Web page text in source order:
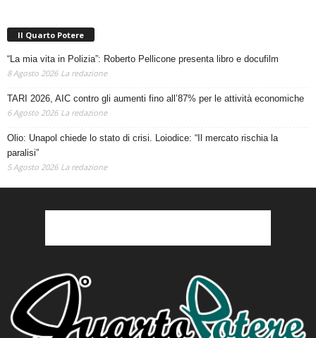
Il Quarto Potere
“La mia vita in Polizia”: Roberto Pellicone presenta libro e docufilm
8 Agosto 2026 La redazione
TARI 2026, AIC contro gli aumenti fino all’87% per le attività economiche
6 Agosto 2026 La redazione
Olio: Unapol chiede lo stato di crisi. Loiodice: “Il mercato rischia la
paralisi”
5 Agosto 2026 La redazione